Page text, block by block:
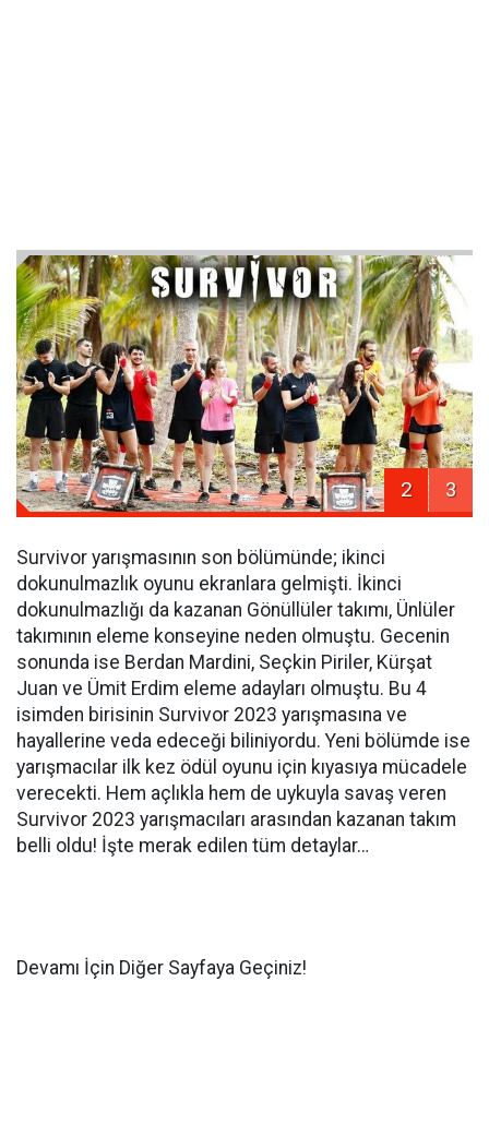
2 3
Survivor yarışmasının son bölümünde; ikinci
dokunulmazlık oyunu ekranlara gelmişti. İkinci
dokunulmazlığı da kazanan Gönüllüler takımı, Ünlüler
takımının eleme konseyine neden olmuştu. Gecenin
sonunda ise Berdan Mardini, Seçkin Piriler, Kürşat
Juan ve Ümit Erdim eleme adayları olmuştu. Bu 4
isimden birisinin Survivor 2023 yarışmasına ve
hayallerine veda edeceği biliniyordu. Yeni bölümde ise
yarışmacılar ilk kez ödül oyunu için kıyasıya mücadele
verecekti. Hem açlıkla hem de uykuyla savaş veren
Survivor 2023 yarışmacıları arasından kazanan takım
belli oldu! İşte merak edilen tüm detaylar…
Devamı İçin Diğer Sayfaya Geçiniz!